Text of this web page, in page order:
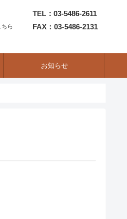
ら
TEL：03-5486-2611
FAX：03-5486-2131
お知らせ